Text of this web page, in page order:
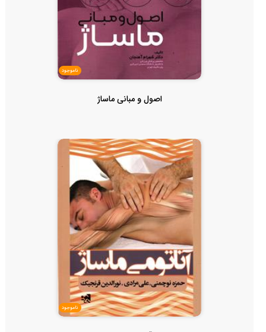
ناموجود
اصول و مبانی ماساژ
ناموجود